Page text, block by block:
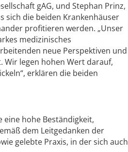
gAG, und Stephan Prinz,
sich die beiden Krankenhäuser
profitieren werden. „Unser
medizinisches
neue Perspektiven und
legen hohen Wert darauf,
erklären die beiden
hohe Beständigkeit,
dem Leitgedanken der
gelebte Praxis, in der sich auch